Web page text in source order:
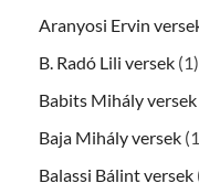
Aranyosi Ervin
B. Radó Lili versek (1)
Babits Mihály versek
Baja Mihály versek
Balassi Bálint versek